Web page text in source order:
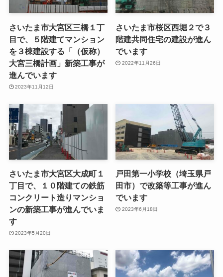
さいたま市大宮区三橋１丁
目で、５階建てマンション
を３棟建設する「（仮称）
大宮三橋計画」新築工事が
進んでいます
2023年11月12日
さいたま市桜区西堀２で３
階建共同住宅の建設が進ん
でいます
2022年11月26日
さいたま市大宮区大成町１
丁目で、１０階建ての鉄筋
コンクリート造りマンショ
ンの新築工事が進んでいま
す
2023年5月20日
戸田第一小学校（埼玉県戸
田市）で改築等工事が進ん
でいます
2023年6月18日